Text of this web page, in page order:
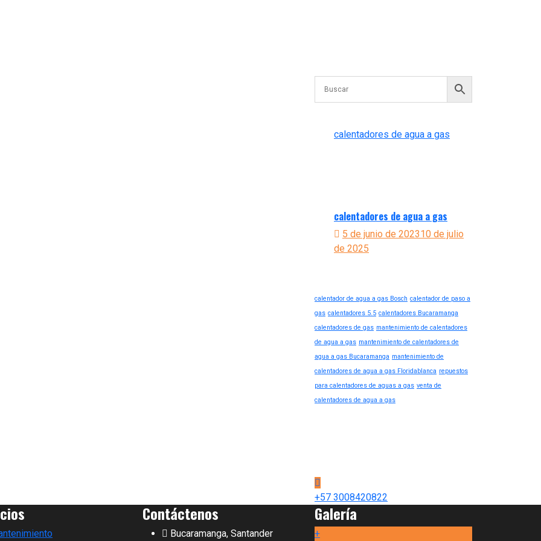
calentadores de agua a gas
calentadores de agua a gas
5 de junio de 202310 de julio
de 2025
calentador de agua a gas Bosch calentador de paso a
gas calentadores 5.5 calentadores Bucaramanga
calentadores de gas mantenimiento de calentadores
de agua a gas mantenimiento de calentadores de
agua a gas Bucaramanga mantenimiento de
calentadores de agua a gas Floridablanca repuestos
para calentadores de aguas a gas venta de
calentadores de agua a gas
+57 3008420822
Contáctenos
Bucaramanga, Santander
Galería
+